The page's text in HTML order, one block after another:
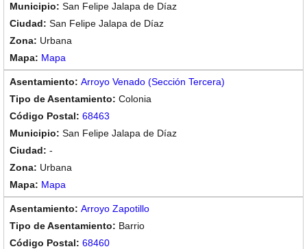
San Felipe Jalapa de Díaz
San Felipe Jalapa de Díaz
Urbana
Mapa
Arroyo Venado (Sección Tercera)
Colonia
68463
San Felipe Jalapa de Díaz
-
Urbana
Mapa
Arroyo Zapotillo
Barrio
68460